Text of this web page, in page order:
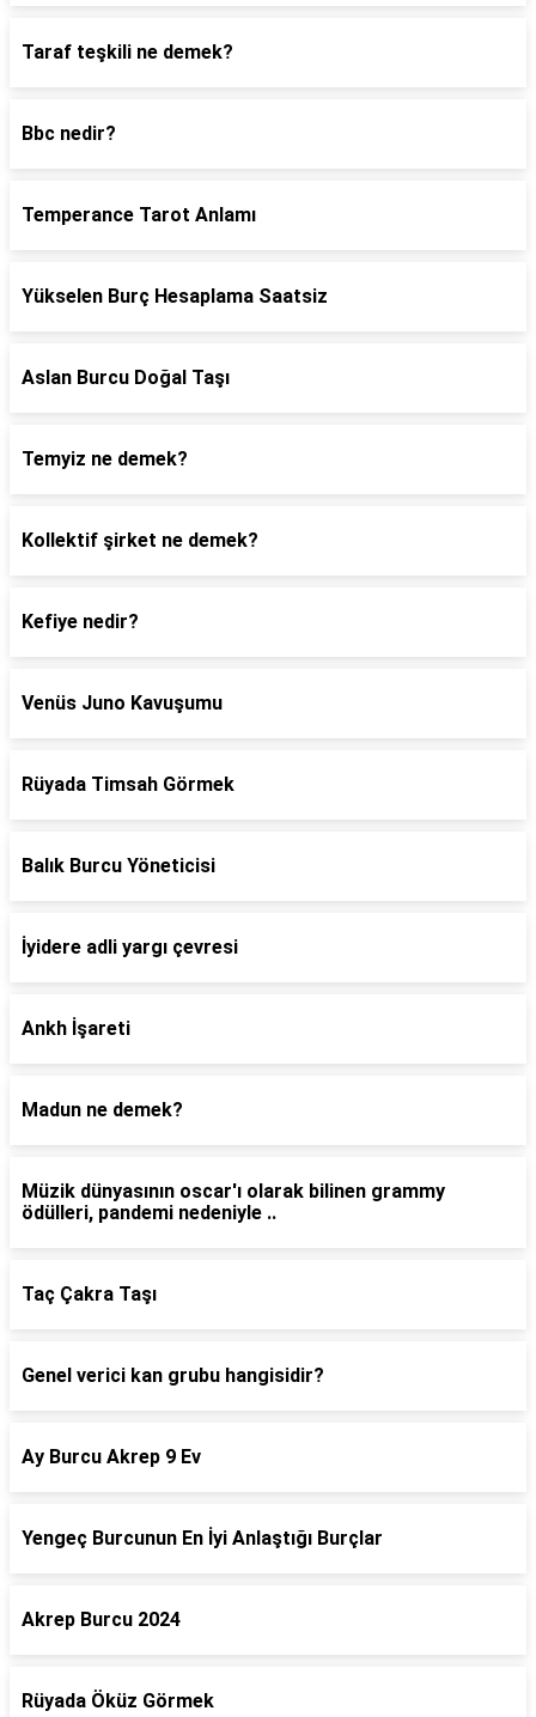
Taraf teşkili ne demek?
Bbc nedir?
Temperance Tarot Anlamı
Yükselen Burç Hesaplama Saatsiz
Aslan Burcu Doğal Taşı
Temyiz ne demek?
Kollektif şirket ne demek?
Kefiye nedir?
Venüs Juno Kavuşumu
Rüyada Timsah Görmek
Balık Burcu Yöneticisi
İyidere adli yargı çevresi
Ankh İşareti
Madun ne demek?
Müzik dünyasının oscar'ı olarak bilinen grammy
ödülleri, pandemi nedeniyle ..
Taç Çakra Taşı
Genel verici kan grubu hangisidir?
Ay Burcu Akrep 9 Ev
Yengeç Burcunun En İyi Anlaştığı Burçlar
Akrep Burcu 2024
Rüyada Öküz Görmek